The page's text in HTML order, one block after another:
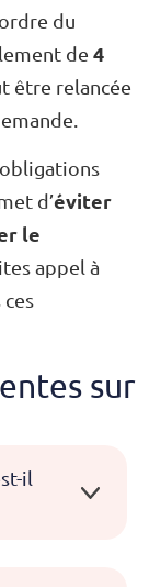
du
de 4
être relancée
d’éviter
le
appel à
sur
il